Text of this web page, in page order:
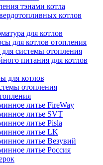
тэнами котла
котлов
для котлов
для котлов отопления
системы отопления
питания для котлов
для котлов
отопления
литье FireWay
литье SVT
литье Pisla
литье LK
литье Везувий
литье Россия